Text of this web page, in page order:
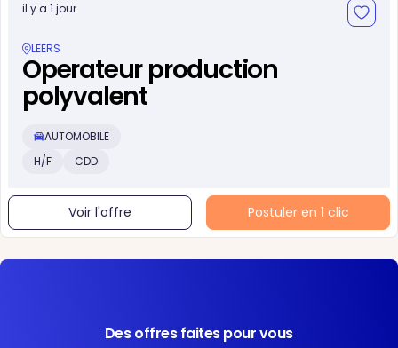
il y a 1 jour
LEERS
Operateur production
polyvalent
AUTOMOBILE
H/F
CDD
Voir l'offre Postuler en 1 clic
Des offres faites pour vous